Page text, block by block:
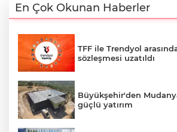
En Çok Okunan Haberler
TFF ile Trendyol
sözleşmesi uzatıldı
Büyükşehir'den
güçlü yatırım